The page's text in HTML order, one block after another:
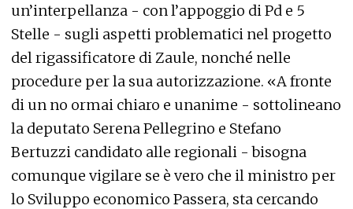
un’interpellanza - con l’appoggio di Pd e 5
Stelle - sugli aspetti problematici nel progetto
del rigassificatore di Zaule, nonché nelle
procedure per la sua autorizzazione. «A fronte
di un no ormai chiaro e unanime - sottolineano
la deputato Serena Pellegrino e Stefano
Bertuzzi candidato alle regionali - bisogna
comunque vigilare se è vero che il ministro per
lo Sviluppo economico Passera, sta cercando